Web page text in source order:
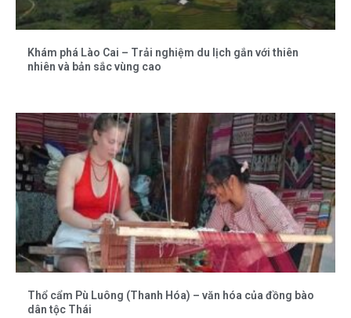
Khám phá Lào Cai – Trải nghiệm du lịch gắn với thiên
nhiên và bản sắc vùng cao
Thổ cẩm Pù Luông (Thanh Hóa) – văn hóa của đồng bào
dân tộc Thái